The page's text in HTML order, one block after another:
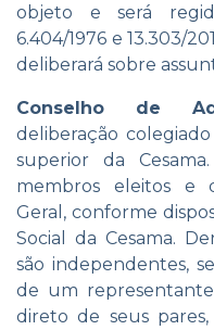
objeto e será
6.404/1976 e 13.303/
deliberará sobre
Conselho de
deliberação
superior da
membros eleitos e
Geral, conforme
Social da Cesama.
são independentes,
de um
direto de seus